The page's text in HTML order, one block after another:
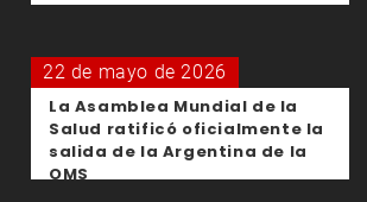
22 de mayo de 2026
La Asamblea Mundial de la
Salud ratificó oficialmente la
salida de la Argentina de la
OMS